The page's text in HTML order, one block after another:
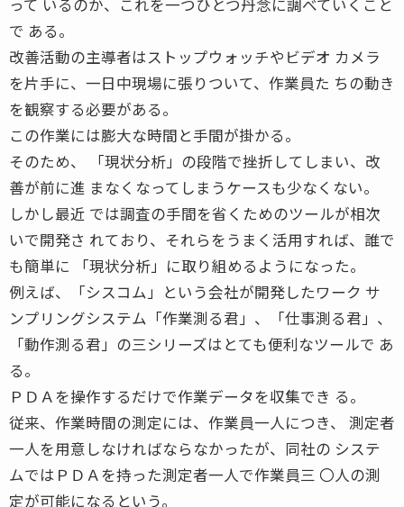
で ある。
改善活動の主導者はストップウォッチやビデオ カメラ
を片手に、一日中現場に張りついて、作業員た ちの動き
を観察する必要がある。
この作業には膨大な時間と手間が掛かる。
そのため、 「現状分析」の段階で挫折してしまい、改
善が前に進 まなくなってしまうケースも少なくない。
しかし最近 では調査の手間を省くためのツールが相次
いで開発さ れており、それらをうまく活用すれば、誰で
も簡単に 「現状分析」に取り組めるようになった。
例えば、「シスコム」という会社が開発したワーク サ
ンプリングシステム「作業測る君」、「仕事測る君」、
「動作測る君」の三シリーズはとても便利なツールで あ
る。
ＰＤＡを操作するだけで作業データを収集でき る。
従来、作業時間の測定には、作業員一人につき、 測定者
一人を用意しなければならなかったが、同社の システ
ムではＰＤＡを持った測定者一人で作業員三 〇人の測
定が可能になるという。